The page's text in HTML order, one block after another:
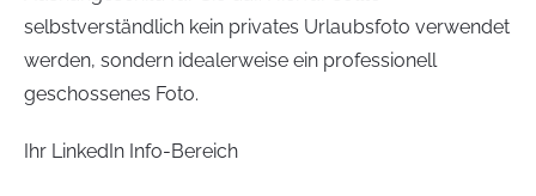
selbstverständlich kein privates Urlaubsfoto verwendet
werden, sondern idealerweise ein professionell
geschossenes Foto.
Ihr LinkedIn Info-Bereich